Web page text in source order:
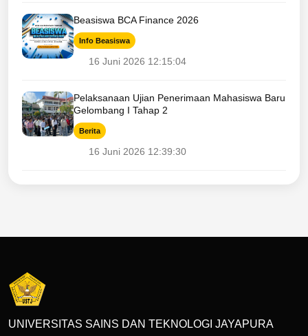
Beasiswa BCA Finance 2026
Info Beasiswa
16 Juni 2026 12:15:04
Pelaksanaan Ujian Penerimaan Mahasiswa Baru
Gelombang I Tahap 2
Berita
16 Juni 2026 12:39:30
UNIVERSITAS SAINS DAN TEKNOLOGI JAYAPURA